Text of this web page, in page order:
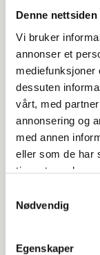
Denne
Vi bruker
annonser et
mediefunksjoner
dessuten
vårt, med
annonsering og
med annen
eller som de har
tjenestene deres.
Nødvendig
Egenskaper
Rengjøring
Alternative